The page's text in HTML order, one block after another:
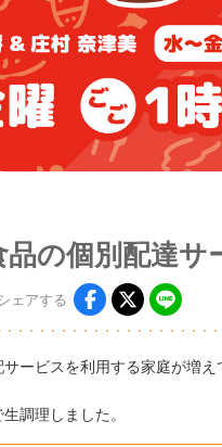
の個別配達サ
ェアする
ービスを利用する家庭が増
調理しました。